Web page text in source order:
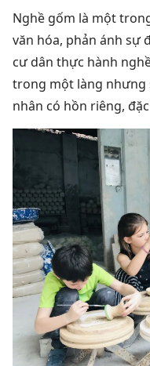
Nghề gốm là một
văn hóa, phản ánh sự
cư dân thực hành
trong một làng nhưng
nhân có hồn riêng,